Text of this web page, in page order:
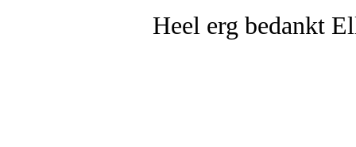
Heel erg bedankt